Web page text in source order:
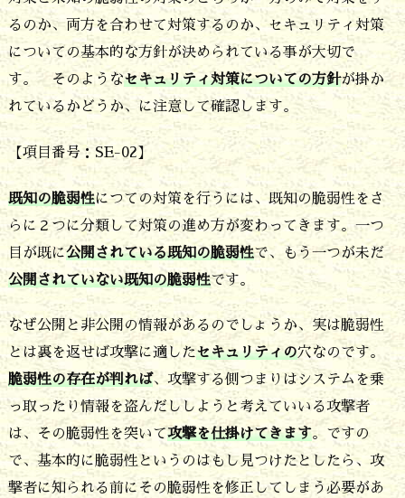
確
認
で
す
3.
保
守
性
の
次
は
セ
キ
ュ
リ
テ
るのか、両方を合わせて対策するのか、セキュリティ対策
についての基本的な方針が決められている事が大切で
す。 そのようなセキュリティ対策についての方針が掛か
れているかどうか、に注意して確認します。
【項目番号：SE-02】
既知の脆弱性につての対策を行うには、既知の脆弱性をさ
らに２つに分類して対策の進め方が変わってきます。一つ
目が既に公開されている既知の脆弱性で、もう一つが未だ
公開されていない既知の脆弱性です。
なぜ公開と非公開の情報があるのでしょうか、実は脆弱性
とは裏を返せば攻撃に適したセキュリティの穴なのです。
脆弱性の存在が判れば、攻撃する側つまりはシステムを乗
っ取ったり情報を盗んだししようと考えていいる攻撃者
は、その脆弱性を突いて攻撃を仕掛けてきます。ですの
で、基本的に脆弱性というのはもし見つけたとしたら、攻
撃者に知られる前にその脆弱性を修正してしまう必要があ